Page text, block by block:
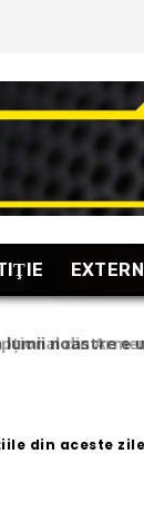
din
din aceste